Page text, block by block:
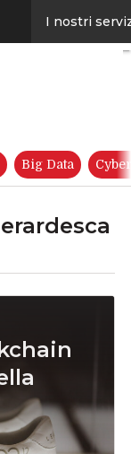
I nostri
Big Data